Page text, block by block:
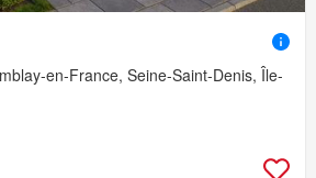
en-France, Seine-Saint-Denis, Île-